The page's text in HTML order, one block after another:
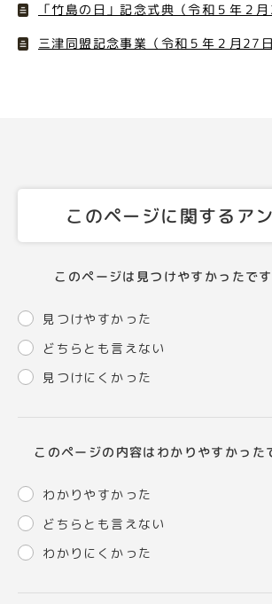
「竹島の日」記念式典（令和５年２月
三津同盟記念事業（令和５年２月27日
このページに関するア
このページは見つけやすかったで
見つけやすかった
どちらとも言えない
見つけにくかった
このページの内容はわかりやすかった
わかりやすかった
どちらとも言えない
わかりにくかった